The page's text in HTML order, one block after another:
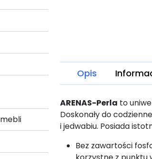
Opis
ARENAS-Perla to
Doskonały do
i jedwabiu. Posiada
Bez zawartości